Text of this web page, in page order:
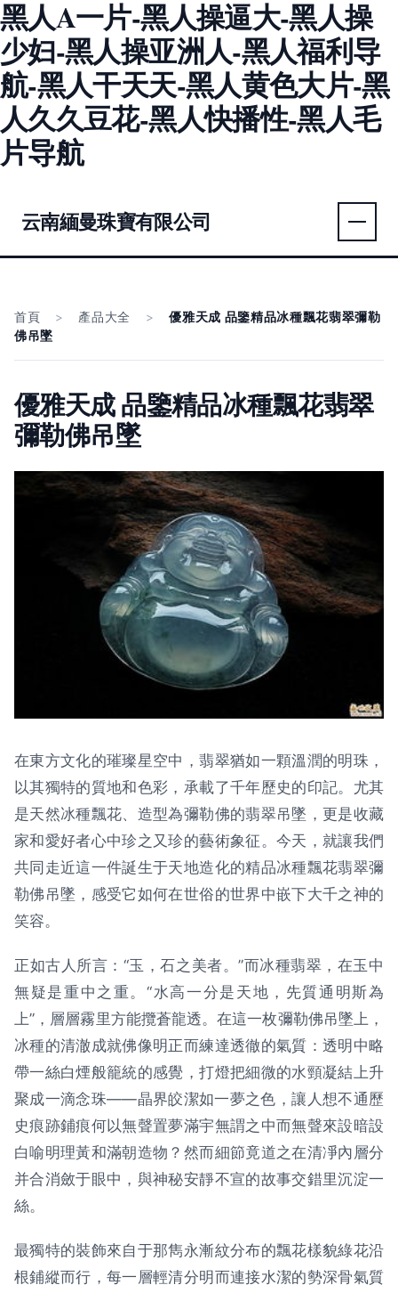
黑人A一片-黑人操逼大-黑人操
少妇-黑人操亚洲人-黑人福利导
航-黑人干天天-黑人黄色大片-黑
人久久豆花-黑人快播性-黑人毛
片导航
云南緬曼珠寶有限公司
首頁 > 產品大全 >
優雅天成 品鑒精品冰種飄花翡翠彌勒
佛吊墜
優雅天成 品鑒精品冰種飄花翡翠
彌勒佛吊墜
在東方文化的璀璨星空中，翡翠猶如一顆溫潤的明珠，
以其獨特的質地和色彩，承載了千年歷史的印記。尤其
是天然冰種飄花、造型為彌勒佛的翡翠吊墜，更是收藏
家和愛好者心中珍之又珍的藝術象征。今天，就讓我們
共同走近這一件誕生于天地造化的精品冰種飄花翡翠彌
勒佛吊墜，感受它如何在世俗的世界中嵌下大千之神的
笑容。
正如古人所言：“玉，石之美者。”而冰種翡翠，在玉中
無疑是重中之重。“水高一分是天地，先質通明斯為
上”，層層霧里方能攬蒼龍透。在這一枚彌勒佛吊墜上，
冰種的清澈成就佛像明正而練達透徹的氣質：透明中略
帶一絲白煙般籠統的感覺，打燈把細微的水頸凝結上升
聚成一滴念珠——晶界皎潔如一夢之色，讓人想不通歷
史痕跡鋪痕何以無聲置夢滿宇無謂之中而無聲來設暗設
白喻明理黃和滿朝造物？然而細節竟道之在清凈內層分
并合消斂于眼中，與神秘安靜不宣的故事交錯里沉淀一
絲。
最獨特的裝飾來自于那雋永漸紋分布的飄花樣貌綠花沿
根鋪縱而行，每一層輕清分明而連接水潔的勢深骨氣質